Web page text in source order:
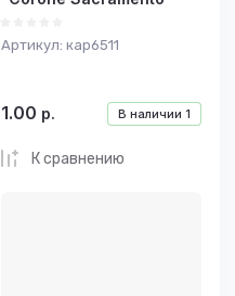
Артикул: кар6511
В наличии 1
1.00 р.
К сравнению